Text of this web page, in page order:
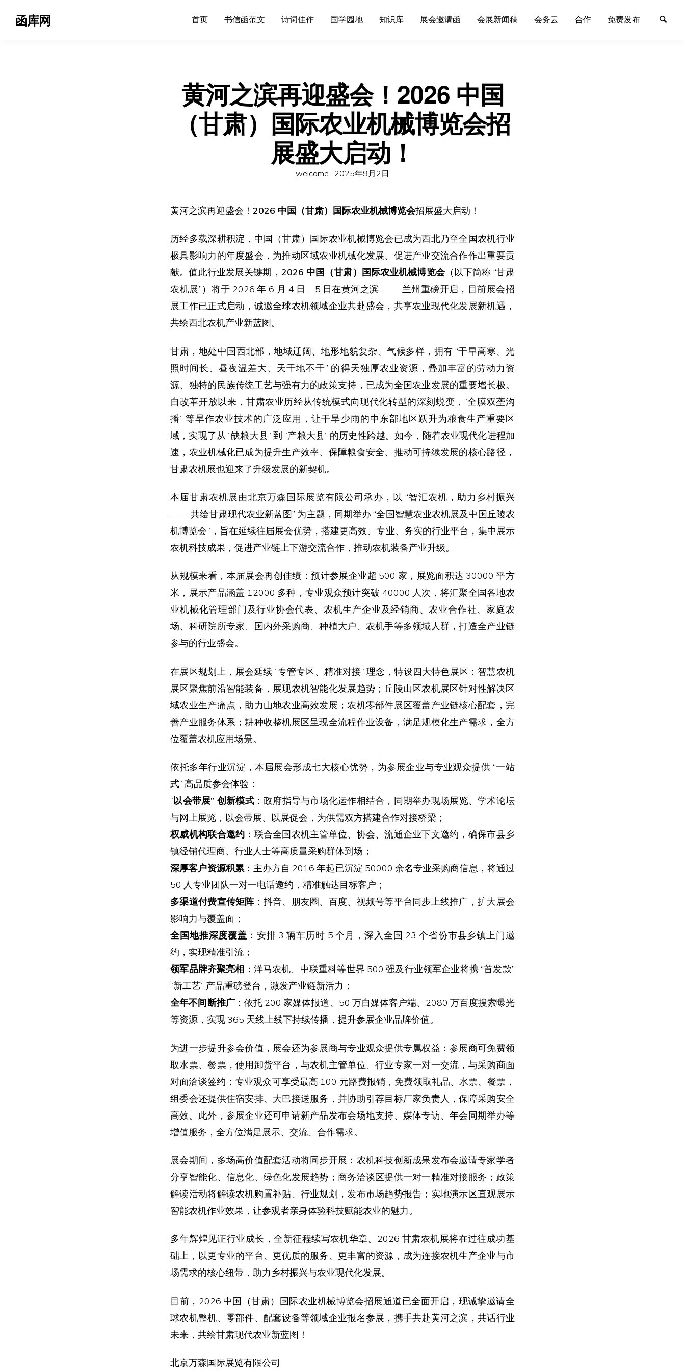
函库网 首页 书信函范文 诗词佳作 国学园地 知识库 展会邀请函 会展新闻稿 会务云 合作 免费发布
黄河之滨再迎盛会！2026 中国
（甘肃）国际农业机械博览会招
展盛大启动！
welcome · Posted
2025年9月2日
黄河之滨再迎盛会！2026 中国（甘肃）国际农业机械博览会招展盛大启动！
历经多载深耕积淀，中国（甘肃）国际农业机械博览会已成为西北乃至全国农机行业
极具影响力的年度盛会，为推动区域农业机械化发展、促进产业交流合作作出重要贡
献。值此行业发展关键期， 2026 中国（甘肃）国际农业机械博览会（以下简称 “甘肃
农机展”）将于 2026 年 6 月 4 日 – 5 日在黄河之滨 —— 兰州重磅开启，目前展会招
展工作已正式启动，诚邀全球农机领域企业共赴盛会，共享农业现代化发展新机遇，
共绘西北农机产业新蓝图。
甘肃，地处中国西北部，地域辽阔、地形地貌复杂、气候多样，拥有 “干旱高寒、光
照时间长、昼夜温差大、天干地不干” 的得天独厚农业资源，叠加丰富的劳动力资
源、独特的民族传统工艺与强有力的政策支持，已成为全国农业发展的重要增长极。
自改革开放以来，甘肃农业历经从传统模式向现代化转型的深刻蜕变，“全膜双垄沟
播” 等旱作农业技术的广泛应用，让干旱少雨的中东部地区跃升为粮食生产重要区
域，实现了从 “缺粮大县” 到 “产粮大县” 的历史性跨越。如今，随着农业现代化进程加
速，农业机械化已成为提升生产效率、保障粮食安全、推动可持续发展的核心路径，
甘肃农机展也迎来了升级发展的新契机。
本届甘肃农机展由北京万森国际展览有限公司承办，以 “智汇农机，助力乡村振兴
—— 共绘甘肃现代农业新蓝图” 为主题，同期举办 “全国智慧农业农机展及中国丘陵农
机博览会”，旨在延续往届展会优势，搭建更高效、专业、务实的行业平台，集中展示
农机科技成果，促进产业链上下游交流合作，推动农机装备产业升级。
从规模来看，本届展会再创佳绩：预计参展企业超 500 家，展览面积达 30000 平方
米，展示产品涵盖 12000 多种，专业观众预计突破 40000 人次，将汇聚全国各地农
业机械化管理部门及行业协会代表、农机生产企业及经销商、农业合作社、家庭农
场、科研院所专家、国内外采购商、种植大户、农机手等多领域人群，打造全产业链
参与的行业盛会。
在展区规划上，展会延续 “专管专区、精准对接” 理念，特设四大特色展区：智慧农机
展区聚焦前沿智能装备，展现农机智能化发展趋势；丘陵山区农机展区针对性解决区
域农业生产痛点，助力山地农业高效发展；农机零部件展区覆盖产业链核心配套，完
善产业服务体系；耕种收整机展区呈现全流程作业设备，满足规模化生产需求，全方
位覆盖农机应用场景。
依托多年行业沉淀，本届展会形成七大核心优势，为参展企业与专业观众提供 “一站
式” 高品质参会体验：
“以会带展” 创新模式：政府指导与市场化运作相结合，同期举办现场展览、学术论坛
与网上展览，以会带展、以展促会，为供需双方搭建合作对接桥梁；
权威机构联合邀约 ：联合全国农机主管单位、协会、流通企业下文邀约，确保市县乡
镇经销代理商、行业人士等高质量采购群体到场；
深厚客户资源积累 ：主办方自 2016 年起已沉淀 50000 余名专业采购商信息，将通过
50 人专业团队一对一电话邀约，精准触达目标客户；
多渠道付费宣传矩阵：抖音、朋友圈、百度、视频号等平台同步上线推广，扩大展会
影响力与覆盖面；
全国地推深度覆盖 ：安排 3 辆车历时 5 个月，深入全国 23 个省份市县乡镇上门邀
约，实现精准引流；
领军品牌齐聚亮相 ：洋马农机、中联重科等世界 500 强及行业领军企业将携 “首发款”
“新工艺” 产品重磅登台，激发产业链新活力；
全年不间断推广：依托 200 家媒体报道、50 万自媒体客户端、2080 万百度搜索曝光
等资源，实现 365 天线上线下持续传播，提升参展企业品牌价值。
为进一步提升参会价值，展会还为参展商与专业观众提供专属权益：参展商可免费领
取水票、餐票，使用卸货平台，与农机主管单位、行业专家一对一交流，与采购商面
对面洽谈签约；专业观众可享受最高 100 元路费报销，免费领取礼品、水票、餐票，
组委会还提供住宿安排、大巴接送服务，并协助引荐目标厂家负责人，保障采购安全
高效。此外，参展企业还可申请新产品发布会场地支持、媒体专访、年会同期举办等
增值服务，全方位满足展示、交流、合作需求。
展会期间，多场高价值配套活动将同步开展：农机科技创新成果发布会邀请专家学者
分享智能化、信息化、绿色化发展趋势；商务洽谈区提供一对一精准对接服务；政策
解读活动将解读农机购置补贴、行业规划，发布市场趋势报告；实地演示区直观展示
智能农机作业效果，让参观者亲身体验科技赋能农业的魅力。
多年辉煌见证行业成长，全新征程续写农机华章。2026 甘肃农机展将在过往成功基
础上，以更专业的平台、更优质的服务、更丰富的资源，成为连接农机生产企业与市
场需求的核心纽带，助力乡村振兴与农业现代化发展。
目前，2026 中国（甘肃）国际农业机械博览会招展通道已全面开启，现诚挚邀请全
球农机整机、零部件、配套设备等领域企业报名参展，携手共赴黄河之滨，共话行业
未来，共绘甘肃现代农业新蓝图！
北京万森国际展览有限公司